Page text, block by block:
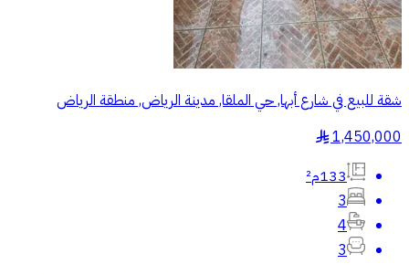
شقة للبيع في شارع أبها, حي الملقا, مدينة الرياض, منطقة الرياض
1,450,000
§
133م²
3
4
3